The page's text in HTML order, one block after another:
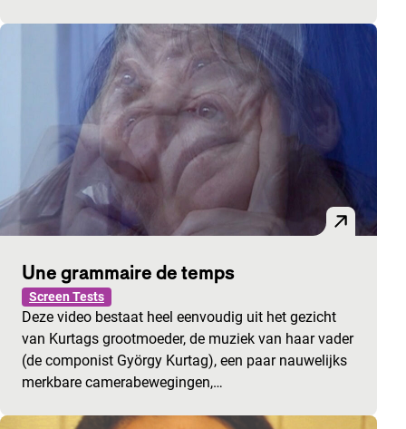
Une grammaire de temps
Screen Tests
Deze video bestaat heel eenvoudig uit het gezicht
van Kurtags grootmoeder, de muziek van haar vader
(de componist György Kurtag), een paar nauwelijks
merkbare camerabewegingen,…